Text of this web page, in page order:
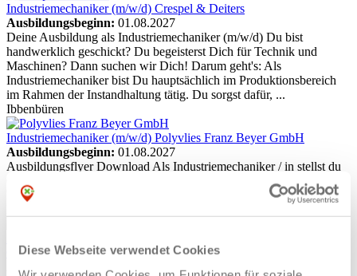
Diese Webseite verwendet Cookies
Industriemechaniker (m/w/d) Crespel & Deiters
Ausbildungsbeginn: 01.08.2027
Deine Ausbildung als Industriemechaniker (m/w/d) Du bist
handwerklich geschickt? Du begeisterst Dich für Technik und
Maschinen? Dann suchen wir Dich! Darum geht's: Als
Industriemechaniker bist Du hauptsächlich im Produktionsbereich
im Rahmen der Instandhaltung tätig. Du sorgst dafür, ...
Ibbenbüren
Industriemechaniker (m/w/d) Polyvlies Franz Beyer GmbH
Ausbildungsbeginn: 01.08.2027
Ausbildungsflyer Download Als Industriemechaniker / in stellst du
Geräte-, Maschinenbauteile und -gruppen her, richtest sie ein und
baust sie ...
GmbH & Co.KG
Ausbildungsbeginn:
01.08.2027